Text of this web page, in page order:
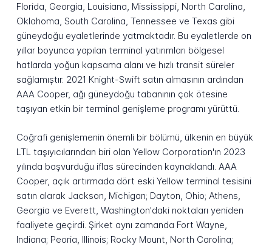
Florida, Georgia, Louisiana, Mississippi, North Carolina,
Oklahoma, South Carolina, Tennessee ve Texas gibi
güneydoğu eyaletlerinde yatmaktadır. Bu eyaletlerde on
yıllar boyunca yapılan terminal yatırımları bölgesel
hatlarda yoğun kapsama alanı ve hızlı transit süreler
sağlamıştır. 2021 Knight-Swift satın almasının ardından
AAA Cooper, ağı güneydoğu tabanının çok ötesine
taşıyan etkin bir terminal genişleme programı yürüttü.
Coğrafi genişlemenin önemli bir bölümü, ülkenin en büyük
LTL taşıyıcılarından biri olan Yellow Corporation'ın 2023
yılında başvurduğu iflas sürecinden kaynaklandı. AAA
Cooper, açık artırmada dört eski Yellow terminal tesisini
satın alarak Jackson, Michigan; Dayton, Ohio; Athens,
Georgia ve Everett, Washington'daki noktaları yeniden
faaliyete geçirdi. Şirket aynı zamanda Fort Wayne,
Indiana; Peoria, Illinois; Rocky Mount, North Carolina;